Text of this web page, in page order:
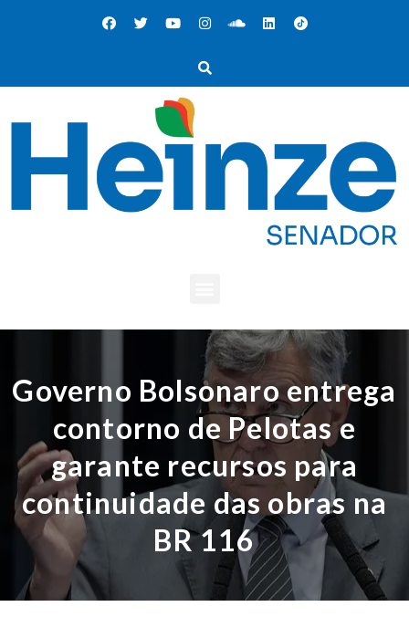
Governo Bolsonaro entrega
contorno de Pelotas e
garante recursos para
continuidade das obras na
BR 116